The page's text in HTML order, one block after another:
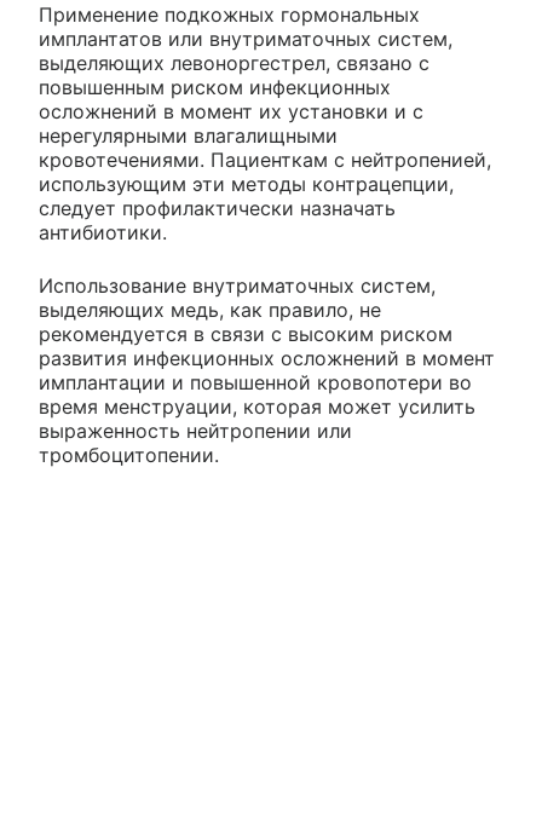
Применение подкожных гормональных
имплантатов или внутриматочных систем,
выделяющих левоноргестрел, связано с
повышенным риском инфекционных
осложнений в момент их установки и с
нерегулярными влагалищными
кровотечениями. Пациенткам с нейтропенией,
использующим эти методы контрацепции,
следует профилактически назначать
антибиотики.
Использование внутриматочных систем,
выделяющих медь, как правило, не
рекомендуется в связи с высоким риском
развития инфекционных осложнений в момент
имплантации и повышенной кровопотери во
время менструации, которая может усилить
выраженность нейтропении или
тромбоцитопении.